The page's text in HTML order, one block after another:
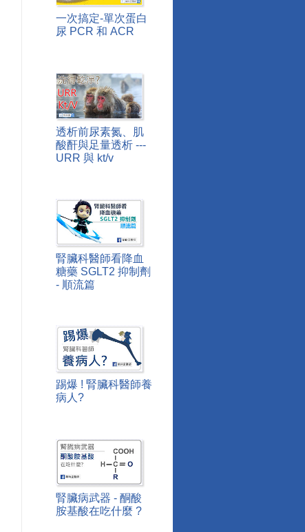
一次搞定-單次蛋白
尿 PCR 和 ACR
透析前尿素氮、肌
酸酐與足量透析 ---
URR 與 kt/v
腎臟科醫師看降血
糖藥 SGLT2 抑制劑
- 順流篇
踢爆 ! 腎臟科醫師養
病人?
腎臟病武器 - 酮酸
胺基酸在吃什麼 ?